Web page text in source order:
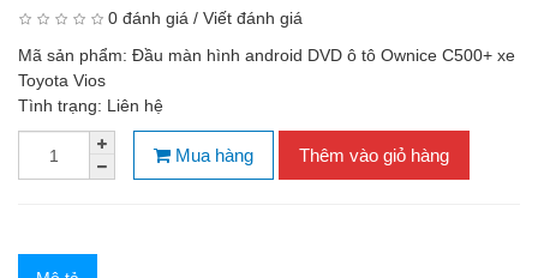
0 đánh giá / Viết đánh giá
Mã sản phẩm: Đầu màn hình android DVD ô tô Ownice C500+ xe
Toyota Vios
Tình trạng: Liên hệ
Mua hàng Thêm vào giỏ hàng